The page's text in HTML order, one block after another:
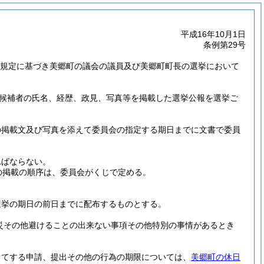
平成16年10月1日
条例第29号
定に基づき美郷町の議会の議員及び美郷町町長の選挙において
補者の氏名、経歴、政見、写真等を掲載した選挙公報を選挙ご
載文及び写真を添えて委員会の指定する期日までに文書で委員
ならない。
載の順序は、委員会がくじで定める。
の期日の前日までに配布するものとする。
の他避けることの出来ない事項その他特別の事情があるとき
する申請、提出その他の行為の期限については、 美郷町の休日